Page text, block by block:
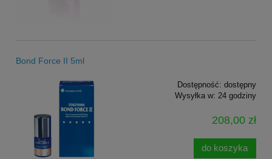
Bond Force II 5ml
Dostępność: dostępny
Wysyłka w: 24 godziny
208,00 zł
do koszyka